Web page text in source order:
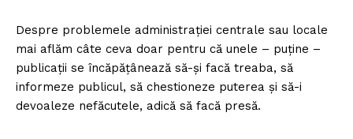
Despre problemele administrației centrale sau locale
mai aflăm câte ceva doar pentru că unele – puține –
publicații se încăpățânează să-și facă treaba, să
informeze publicul, să chestioneze puterea și să-i
devoaleze nefăcutele, adică să facă presă.